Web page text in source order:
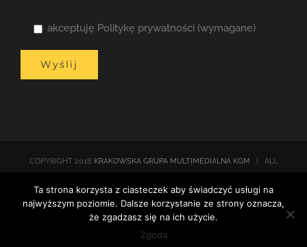
akceptuję Politykę prywatności (wymagane)
COPYRIGHT 2018 KRAKOWSKA GRUPA MULTIMEDIALNA KGM | ALL
WORDPRESS
Facebook
EmailTwitter
Ta strona korzysta z ciasteczek aby świadczyć usługi na
najwyższym poziomie. Dalsze korzystanie ze strony oznacza,
że zgadzasz się na ich użycie.
Zgoda